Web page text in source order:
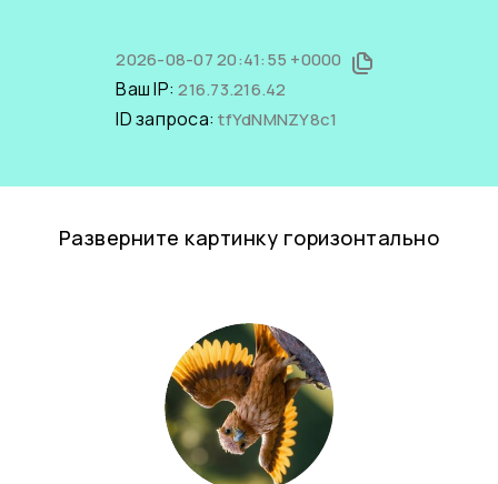
2026-08-07 20:41:55 +0000
Ваш IP:216.73.216.42
ID запроса:tfYdNMNZY8c1
Разверните картинку горизонтально